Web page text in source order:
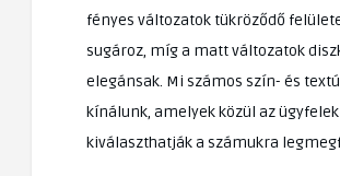
fényes változatok tükröződő
sugároz, míg a matt változatok
elegánsak. Mi számos szín- és
kínálunk, amelyek közül az ügyfelek
kiválaszthatják a számukra